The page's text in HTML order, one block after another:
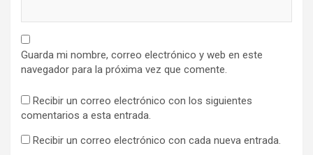
Guarda mi nombre, correo electrónico y web en este
navegador para la próxima vez que comente.
Recibir un correo electrónico con los siguientes
comentarios a esta entrada.
Recibir un correo electrónico con cada nueva entrada.